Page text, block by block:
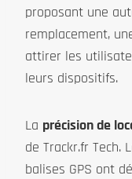
proposant une
remplacement,
attirer les
leurs dispositifs.
La précision de
de Trackr.fr Tech.
balises GPS ont